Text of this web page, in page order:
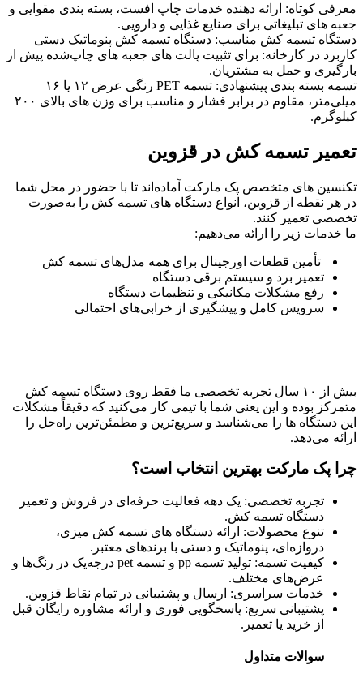
معرفی کوتاه: ارائه‌ دهنده خدمات چاپ افست، بسته‌ بندی مقوایی و
جعبه‌ های تبلیغاتی برای صنایع غذایی و دارویی.
دستگاه تسمه کش مناسب: دستگاه تسمه کش پنوماتیک دستی
کاربرد در کارخانه: برای تثبیت پالت‌ های جعبه‌ های چاپ‌شده پیش از
بارگیری و حمل به مشتریان.
تسمه بسته بندی پیشنهادی: تسمه PET رنگی عرض ۱۲ یا ۱۶
میلی‌متر، مقاوم در برابر فشار و مناسب برای وزن‌ های بالای ۲۰۰
کیلوگرم.
تعمیر تسمه کش در قزوین
تکنسین‌ های متخصص پک مارکت آماده‌اند تا با حضور در محل شما
در هر نقطه از قزوین، انواع دستگاه‌ های تسمه کش را به‌صورت
تخصصی تعمیر کنند.
ما خدمات زیر را ارائه می‌دهیم:
تأمین قطعات اورجینال برای همه مدل‌های تسمه کش
تعمیر برد و سیستم برقی دستگاه
رفع مشکلات مکانیکی و تنظیمات دستگاه
سرویس کامل و پیشگیری از خرابی‌های احتمالی
بیش از ۱۰ سال تجربه تخصصی ما فقط روی دستگاه تسمه کش
متمرکز بوده و این یعنی شما با تیمی کار می‌کنید که دقیقاً مشکلات
این دستگاه‌ ها را می‌شناسد و سریع‌ترین و مطمئن‌ترین راه‌حل را
ارائه می‌دهد.
چرا پک مارکت بهترین انتخاب است؟
تجربه تخصصی: یک دهه فعالیت حرفه‌ای در فروش و تعمیر
دستگاه تسمه کش.
تنوع محصولات: ارائه دستگاه‌ های تسمه کش میزی،
دروازه‌ای، پنوماتیک و دستی با برندهای معتبر.
کیفیت تسمه: تولید تسمه pp و تسمه pet درجه‌یک در رنگ‌ها و
عرض‌های مختلف.
خدمات سراسری: ارسال و پشتیبانی در تمام نقاط قزوین.
پشتیبانی سریع: پاسخگویی فوری و ارائه مشاوره رایگان قبل
از خرید یا تعمیر.
سوالات متداول